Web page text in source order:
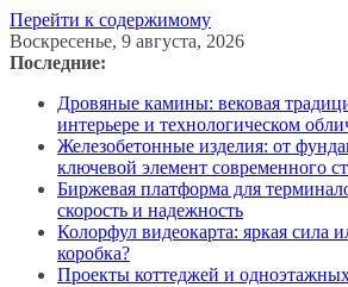
Перейти к содержимому
Воскресенье, 9 августа, 2026
Последние:
Дровяные камины: вековая
интерьере и технологическом
Железобетонные изделия: от
ключевой элемент современного
Биржевая платформа для
скорость и надежность
Колорфул видеокарта: яркая сила
коробка?
Проекты коттеджей и